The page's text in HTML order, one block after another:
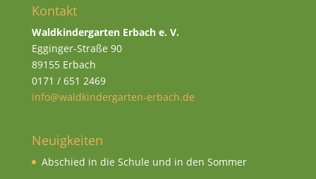
Kontakt
Waldkindergarten Erbach e. V.
Egginger-Straße 90
89155 Erbach
0171 / 651 2469
info@waldkindergarten-erbach.de
Neuigkeiten
Abschied in die Schule und in den Sommer